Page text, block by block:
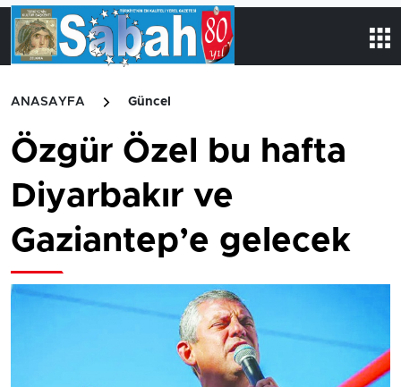
ANASAYFA Güncel
Özgür Özel bu hafta
Diyarbakır ve
Gaziantep’e gelecek